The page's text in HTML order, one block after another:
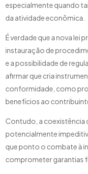
especialmente quando
da atividade econômica.
É verdade que a nova lei
instauração de
e a possibilidade de
afirmar que cria
conformidade, como
benefícios ao
Contudo, a coexistência
potencialmente
que ponto o combate à
comprometer garantias